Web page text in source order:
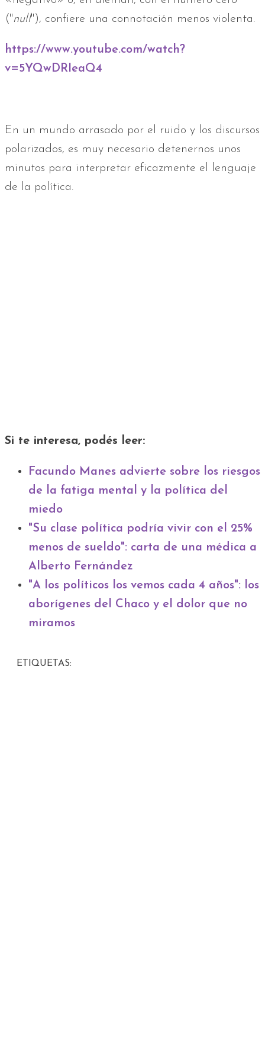
("null"), confiere una connotación menos violenta.
https://www.youtube.com/watch?
v=5YQwDRIeaQ4
En un mundo arrasado por el ruido y los discursos
polarizados, es muy necesario detenernos unos
minutos para interpretar eficazmente el lenguaje
de la política.
Si te interesa, podés leer:
Facundo Manes advierte sobre los riesgos
de la fatiga mental y la política del
miedo
"Su clase política podría vivir con el 25%
menos de sueldo": carta de una médica a
Alberto Fernández
"A los políticos los vemos cada 4 años": los
aborígenes del Chaco y el dolor que no
miramos
ETIQUETAS: